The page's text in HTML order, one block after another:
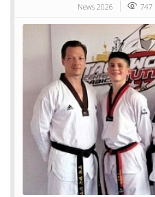
News 2026 747